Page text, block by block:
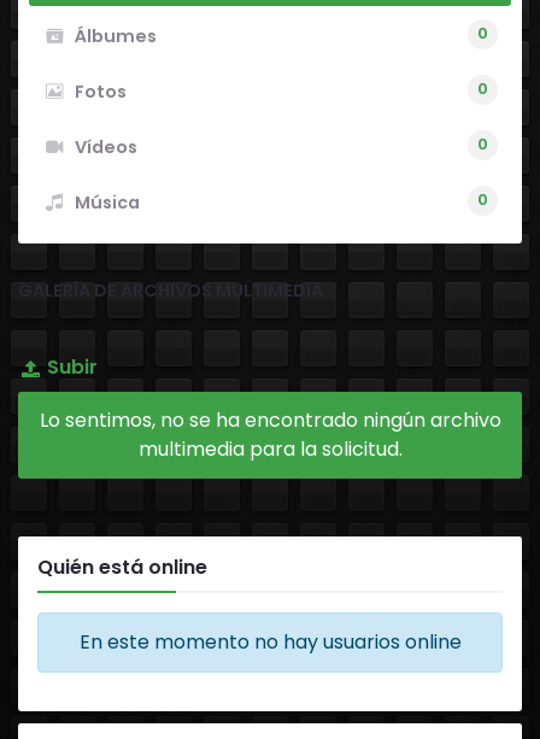
Álbumes 0
Fotos 0
Vídeos 0
Música 0
GALERÍA DE ARCHIVOS MULTIMEDIA
Subir
Lo sentimos, no se ha encontrado ningún archivo
multimedia para la solicitud.
Quién está online
En este momento no hay usuarios online